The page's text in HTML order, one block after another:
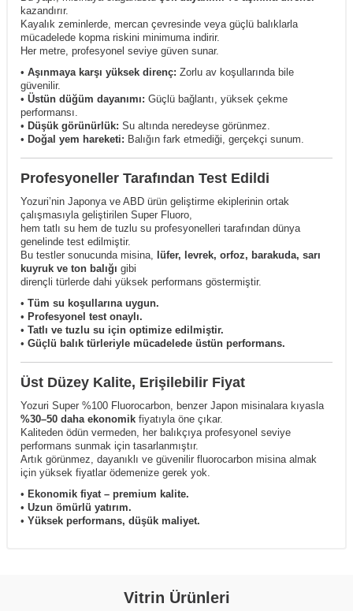
kazandırır.
Kayalık zeminlerde, mercan çevresinde veya güçlü balıklarla
mücadelede kopma riskini minimuma indirir.
Her metre, profesyonel seviye güven sunar.
• Aşınmaya karşı yüksek direnç: Zorlu av koşullarında bile
güvenilir.
• Üstün düğüm dayanımı: Güçlü bağlantı, yüksek çekme
performansı.
• Düşük görünürlük: Su altında neredeyse görünmez.
• Doğal yem hareketi: Balığın fark etmediği, gerçekçi sunum.
Profesyoneller Tarafından Test Edildi
Yozuri’nin Japonya ve ABD ürün geliştirme ekiplerinin ortak
çalışmasıyla geliştirilen Super Fluoro,
hem tatlı su hem de tuzlu su profesyonelleri tarafından dünya
genelinde test edilmiştir.
Bu testler sonucunda misina,
lüfer, levrek, orfoz, barakuda, sarı
kuyruk ve ton balığı gibi
dirençli türlerde dahi yüksek performans göstermiştir.
• Tüm su koşullarına uygun.
• Profesyonel test onaylı.
• Tatlı ve tuzlu su için optimize edilmiştir.
• Güçlü balık türleriyle mücadelede üstün performans.
Üst Düzey Kalite, Erişilebilir Fiyat
Yozuri Super %100 Fluorocarbon, benzer Japon misinalara kıyasla
%30–50 daha ekonomik fiyatıyla öne çıkar.
Kaliteden ödün vermeden, her balıkçıya profesyonel seviye
performans sunmak için tasarlanmıştır.
Artık görünmez, dayanıklı ve güvenilir fluorocarbon misina almak
için yüksek fiyatlar ödemenize gerek yok.
• Ekonomik fiyat – premium kalite.
• Uzun ömürlü yatırım.
• Yüksek performans, düşük maliyet.
Vitrin Ürünleri